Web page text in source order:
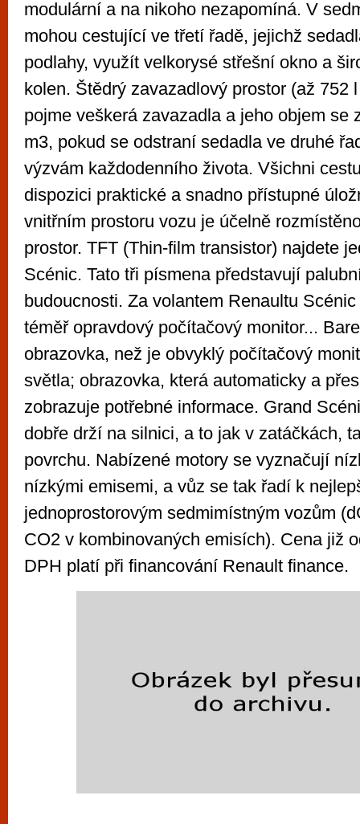
modulární a na nikoho nezapomíná. V
mohou cestující ve třetí řadě, jejichž
podlahy, využít velkorysé střešní okno a
kolen. Štědrý zavazadlový prostor (až 752
pojme veškerá zavazadla a jeho objem se
m3, pokud se odstraní sedadla ve druhé
výzvám každodenního života. Všichni
dispozici praktické a snadno přístupné
vnitřním prostoru vozu je účelně
prostor. TFT (Thin-film transistor) najdete
Scénic. Tato tři písmena představují
budoucnosti. Za volantem Renaultu
téměř opravdový počítačový monitor...
obrazovka, než je obvyklý počítačový
světla; obrazovka, která automaticky a
zobrazuje potřebné informace. Grand
dobře drží na silnici, a to jak v zatáčkách,
povrchu. Nabízené motory se vyznačují
nízkými emisemi, a vůz se tak řadí k
jednoprostorovým sedmimístným vozům
CO2 v kombinovaných emisích). Cena již
DPH platí při financování Renault finance.